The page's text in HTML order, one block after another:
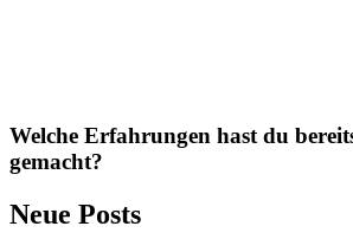
Welche Erfahrungen hast du
gemacht?
Neue Posts